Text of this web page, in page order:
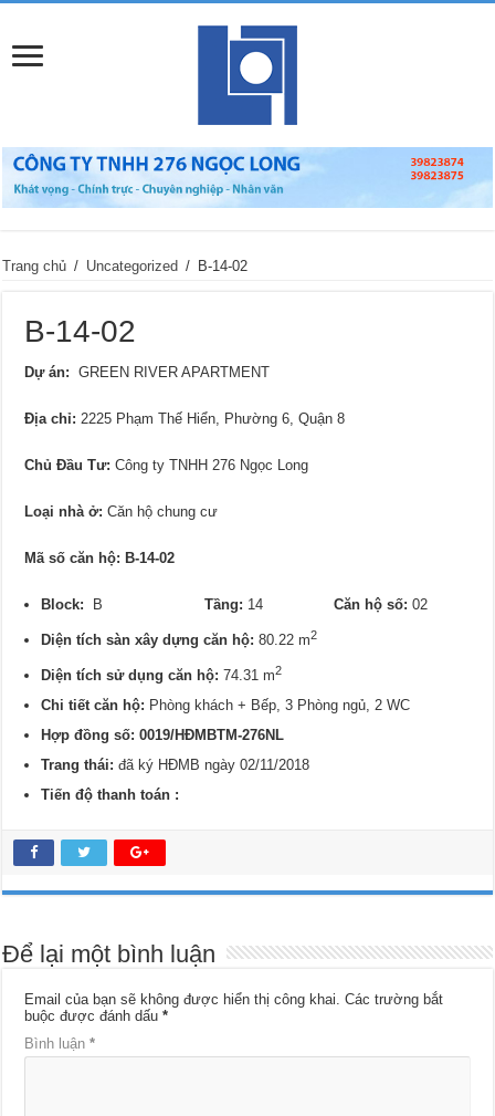
Trang chủ / Uncategorized / B-14-02
B-14-02
Dự án: GREEN RIVER APARTMENT
Địa chỉ: 2225 Phạm Thế Hiển, Phường 6, Quận 8
Chủ Đầu Tư: Công ty TNHH 276 Ngọc Long
Loại nhà ở: Căn hộ chung cư
Mã số căn hộ: B-14-02
Block: BTầng: 14Căn hộ số: 02
Diện tích sàn xây dựng căn hộ:80.22 m2
Diện tích sử dụng căn hộ: 74.31 m2
Chi tiết căn hộ: Phòng khách + Bếp, 3 Phòng ngủ, 2 WC
Hợp đồng số: 0019/HĐMBTM-276NL
Trang thái:đã ký HĐMB ngày 02/11/2018
Tiến độ thanh toán :
Để lại một bình luận
Email của bạn sẽ không được hiển thị công khai. Các trường bắt
buộc được đánh dấu*
Bình luận*